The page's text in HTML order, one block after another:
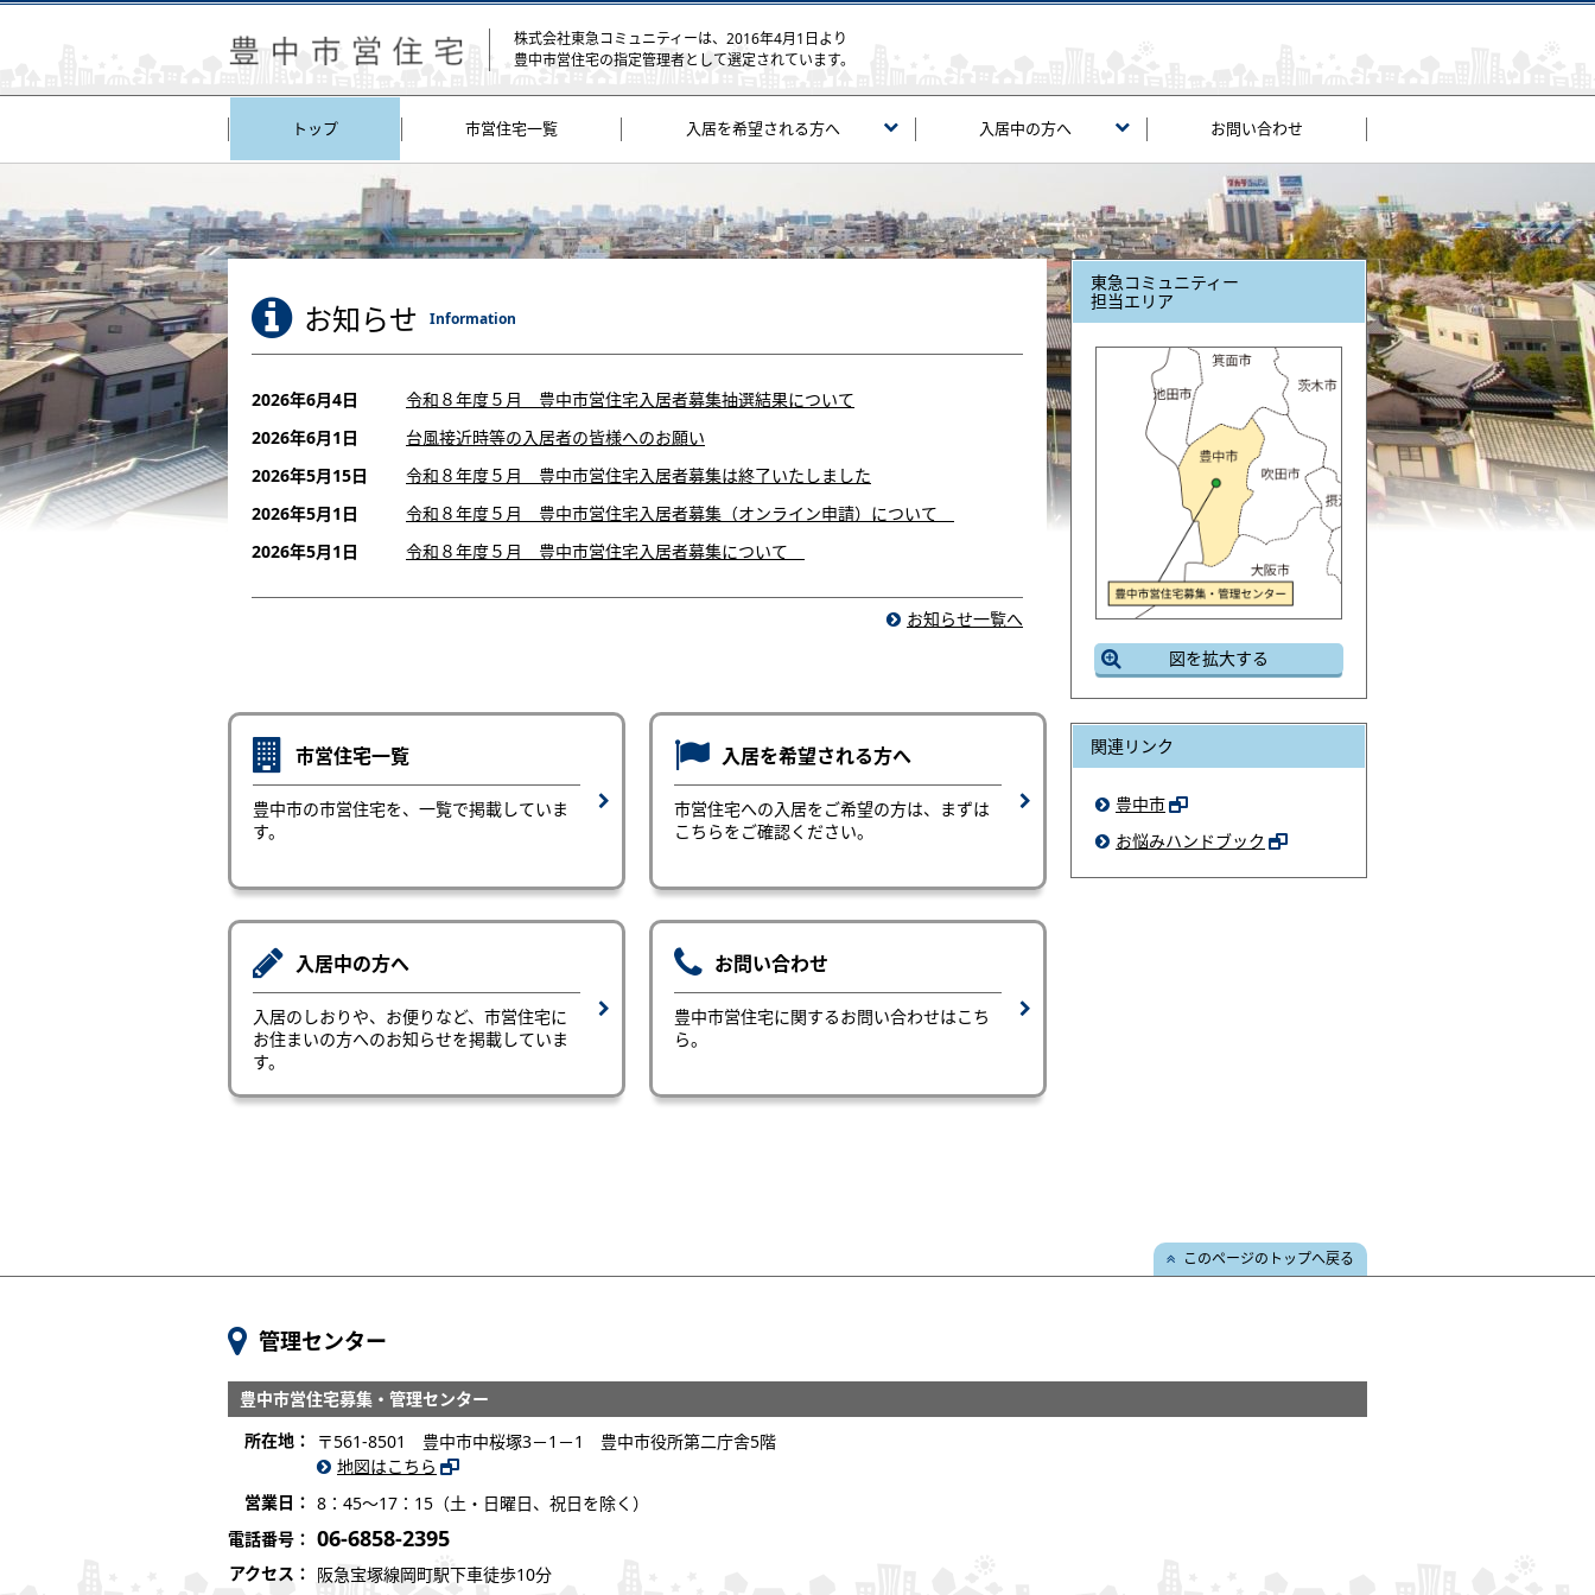
株式会社東急コミュニティーは、2016年4月1日より
豊中市営住宅の指定管理者として選定されています。
トップ 市営住宅一覧 入居を希望される方へ 入居中の方へ お問い合わせ
お知らせ Information
2026年6月4日
令和８年度５月 豊中市営住宅入居者募集抽選結果について
2026年6月1日
台風接近時等の入居者の皆様へのお願い
2026年5月15日
令和８年度５月 豊中市営住宅入居者募集は終了いたしました
2026年5月1日
令和８年度５月 豊中市営住宅入居者募集（オンライン申請）について
2026年5月1日
令和８年度５月 豊中市営住宅入居者募集について
お知らせ一覧へ
市営住宅一覧
豊中市の市営住宅を、一覧で掲載していま
す。
入居を希望される方へ
市営住宅への入居をご希望の方は、まずは
こちらをご確認ください。
入居中の方へ
入居のしおりや、お便りなど、市営住宅に
お住まいの方へのお知らせを掲載していま
す。
お問い合わせ
豊中市営住宅に関するお問い合わせはこち
ら。
東急コミュニティー
担当エリア
図を拡大する
関連リンク
豊中市
お悩みハンドブック
管理センター
豊中市営住宅募集・管理センター
所在地：
〒561-8501 豊中市中桜塚3－1－1 豊中市役所第二庁舎5階
地図はこちら
営業日： 8：45～17：15（土・日曜日、祝日を除く）
電話番号： 06-6858-2395
アクセス： 阪急宝塚線岡町駅下車徒歩10分
このページのトップへ戻る